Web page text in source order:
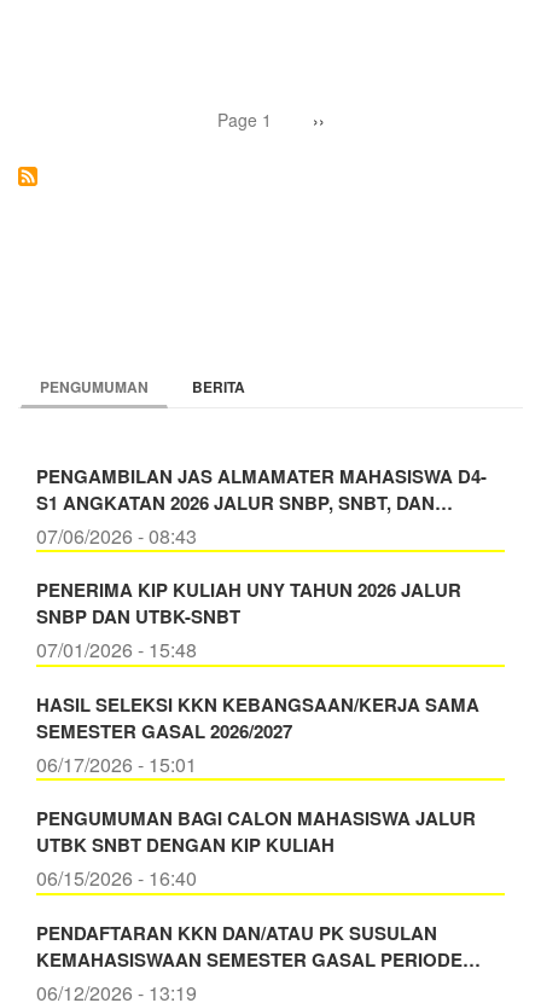
Page 1 Next
››
PENGUMUMAN BERITA
PENGAMBILAN JAS ALMAMATER MAHASISWA D4-
S1 ANGKATAN 2026 JALUR SNBP, SNBT, DAN…
07/06/2026 - 08:43
PENERIMA KIP KULIAH UNY TAHUN 2026 JALUR
SNBP DAN UTBK-SNBT
07/01/2026 - 15:48
HASIL SELEKSI KKN KEBANGSAAN/KERJA SAMA
SEMESTER GASAL 2026/2027
06/17/2026 - 15:01
PENGUMUMAN BAGI CALON MAHASISWA JALUR
UTBK SNBT DENGAN KIP KULIAH
06/15/2026 - 16:40
PENDAFTARAN KKN DAN/ATAU PK SUSULAN
KEMAHASISWAAN SEMESTER GASAL PERIODE…
06/12/2026 - 13:19